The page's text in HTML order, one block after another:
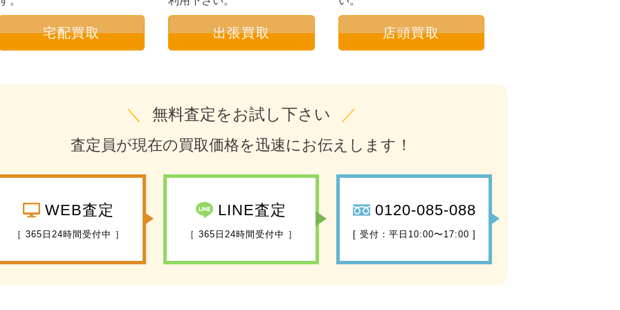
宅配買取 出張買取 店頭買取
＼ 無料査定をお試し下さい ／
査定員が現在の買取価格を迅速にお伝えします！
WEB査定
［ 365日24時間受付中 ］
LINE査定
［ 365日24時間受付中 ］
0120-085-088
[ 受付：平日10:00〜17:00 ]